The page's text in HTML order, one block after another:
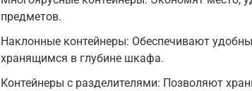
предметов.
Наклонные контейнеры: Обеспечивают
хранящимся в глубине шкафа.
Контейнеры с разделителями: Позволяют